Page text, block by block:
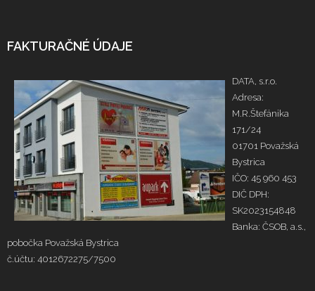
FAKTURAČNÉ ÚDAJE
DATA, s.r.o.
Adresa:
M.R.Štefánika
171/24
01701 Považská
Bystrica
IČO: 45 960 453
DIČ DPH:
SK2023154848
Banka: ČSOB, a.s.,
pobočka Považská Bystrica
č.účtu: 4012672275/7500